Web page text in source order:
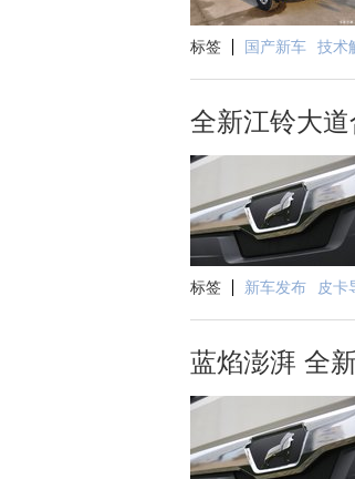
标签 国产新车 技术
全新江铃大
标签 新车发布 皮卡
蓝焰澎湃 全